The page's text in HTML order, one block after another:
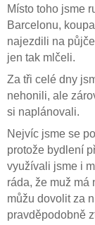
Místo toho jsme
Barcelonu,
najezdili na
jen tak mlčeli.
Za tři celé dny
nehonili, ale
si naplánovali.
Nejvíc jsme se
protože bydlení
využívali jsme i
ráda, že muž má
můžu dovolit za
pravděpodobně